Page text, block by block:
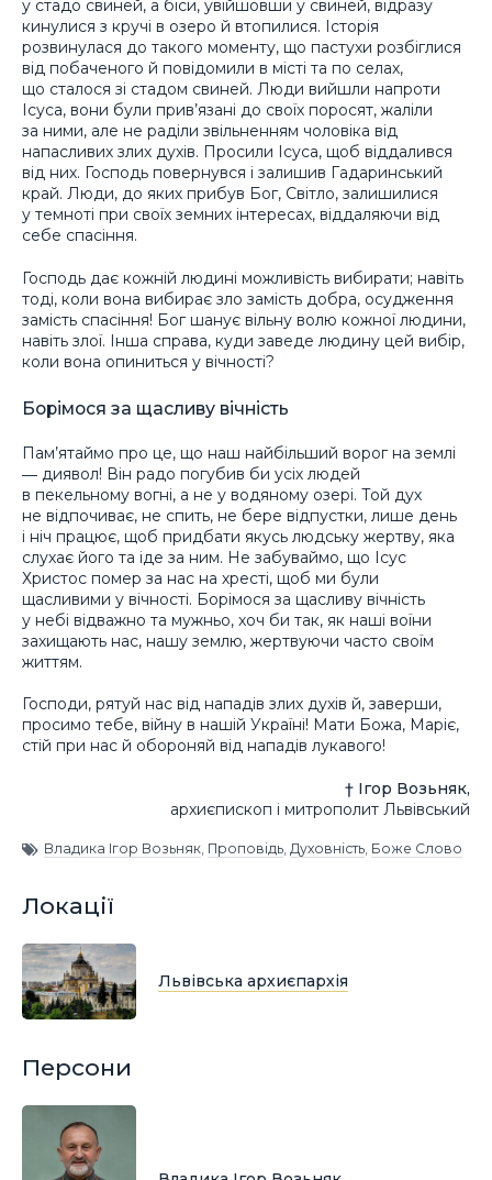
у стадо свиней, а біси, увійшовши у свиней, відразу
кинулися з кручі в озеро й втопилися. Історія
розвинулася до такого моменту, що пастухи розбіглися
від побаченого й повідомили в місті та по селах,
що сталося зі стадом свиней. Люди вийшли напроти
Ісуса, вони були прив’язані до своїх поросят, жаліли
за ними, але не раділи звільненням чоловіка від
напасливих злих духів. Просили Ісуса, щоб віддалився
від них. Господь повернувся і залишив Гадаринський
край. Люди, до яких прибув Бог, Світло, залишилися
у темноті при своїх земних інтересах, віддаляючи від
себе спасіння.
Господь дає кожній людині можливість вибирати; навіть
тоді, коли вона вибирає зло замість добра, осудження
замість спасіння! Бог шанує вільну волю кожної людини,
навіть злої. Інша справа, куди заведе людину цей вибір,
коли вона опиниться у вічності?
Борімося за щасливу вічність
Пам’ятаймо про це, що наш найбільший ворог на землі
― диявол! Він радо погубив би усіх людей
в пекельному вогні, а не у водяному озері. Той дух
не відпочиває, не спить, не бере відпустки, лише день
і ніч працює, щоб придбати якусь людську жертву, яка
слухає його та іде за ним. Не забуваймо, що Ісус
Христос помер за нас на хресті, щоб ми були
щасливими у вічності. Борімося за щасливу вічність
у небі відважно та мужньо, хоч би так, як наші воїни
захищають нас, нашу землю, жертвуючи часто своїм
життям.
Господи, рятуй нас від нападів злих духів й, заверши,
просимо тебе, війну в нашій Україні! Мати Божа, Маріє,
стій при нас й обороняй від нападів лукавого!
† Ігор Возьняк,
архиєпископ і митрополит Львівський
Владика Ігор Возьняк Проповідь Духовність Боже Слово
Локації
Львівська архиєпархія
Персони